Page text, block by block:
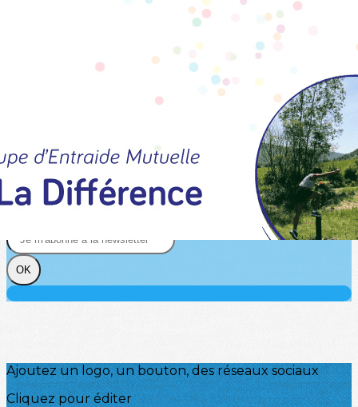
Exporter les lignes sélectionnées
Exporter toutes les colonnes
Exporter uniquement les colonnes affichées
Cliquez pour éditer
Texte, bouton et/ou inscription à la newsletter
Cliquez pour éditer
OK
Ajoutez un logo, un bouton, des réseaux sociaux
Cliquez pour éditer